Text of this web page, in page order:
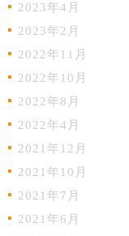
2023年4月
2023年2月
2022年11月
2022年10月
2022年8月
2022年4月
2021年12月
2021年10月
2021年7月
2021年6月